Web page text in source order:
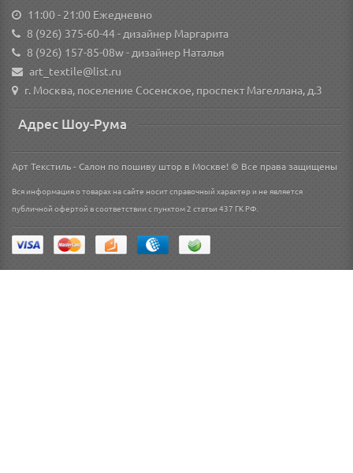
11:00 - 21:00 Ежедневно
8 (926) 375-60-44- дизайнер Маргарита
8 (926) 157-85-08w- дизайнер Наталья
art_textile@list.ru
г. Москва, поселение Сосенское, проспект Магеллана, д.3
Адрес Шоу-Рума
Арт Текстиль - Салон по пошиву штор в Москве! © Все права защищены
Вся информация о товарах на сайте носит справочный характер и не является
публичной офертой в соответствии с пунктом 2 статьи 437 ГК РФ.